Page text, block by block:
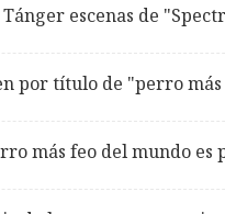
escenas de
por título de "perro
más feo del mundo es